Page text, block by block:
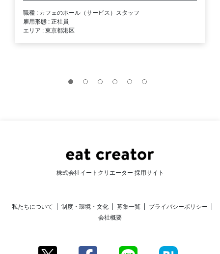
職種 : カフェのホール（サービス）スタッフ
雇用形態 : 正社員
エリア : 東京都港区
株式会社イートクリエーター 採用サイト
私たちについて 制度・環境・文化 募集一覧
プライバシーポリシー
会社概要